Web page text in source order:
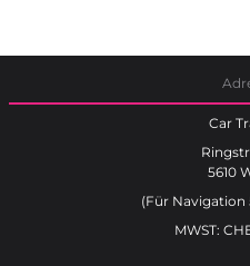
Car
5610
(Für Navigation
MWST: